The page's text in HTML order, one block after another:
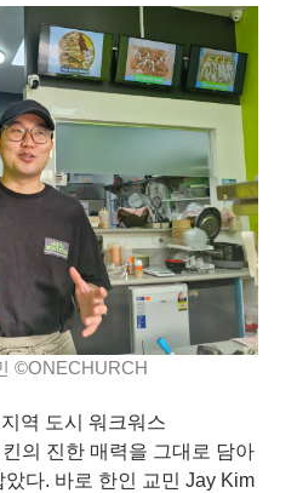
©ONECHURCH
역 도시 워크워스
의 진한 매력을 그대로 담아
다. 바로 한인 교민 Jay Kim